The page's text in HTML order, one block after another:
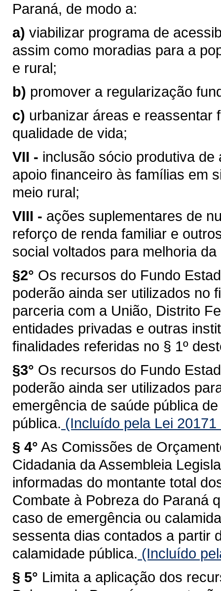
Paraná, de modo a:
a) viabilizar programa de
assim como moradias para a
e rural;
b) promover a regularização
c) urbanizar áreas e reassentar
qualidade de vida;
VII - inclusão sócio produtiva
apoio financeiro às famílias em
meio rural;
VIII - ações suplementares de
reforço de renda familiar e
social voltados para melhoria
§2° Os recursos do Fundo
poderão ainda ser utilizados no
parceria com a União, Distrito
entidades privadas e outras
finalidades referidas no § 1º
§3° Os recursos do Fundo
poderão ainda ser utilizados
emergência de saúde pública
pública. (Incluído pela Lei
§ 4° As Comissões de
Cidadania da Assembleia
informadas do montante total
Combate à Pobreza do Paraná
caso de emergência ou
sessenta dias contados a partir
calamidade pública. (Incluído
§ 5° Limita a aplicação dos